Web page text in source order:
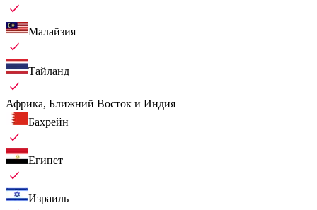
Малайзия
Тайланд
Африка, Ближний Восток и Индия
Бахрейн
Египет
Израиль